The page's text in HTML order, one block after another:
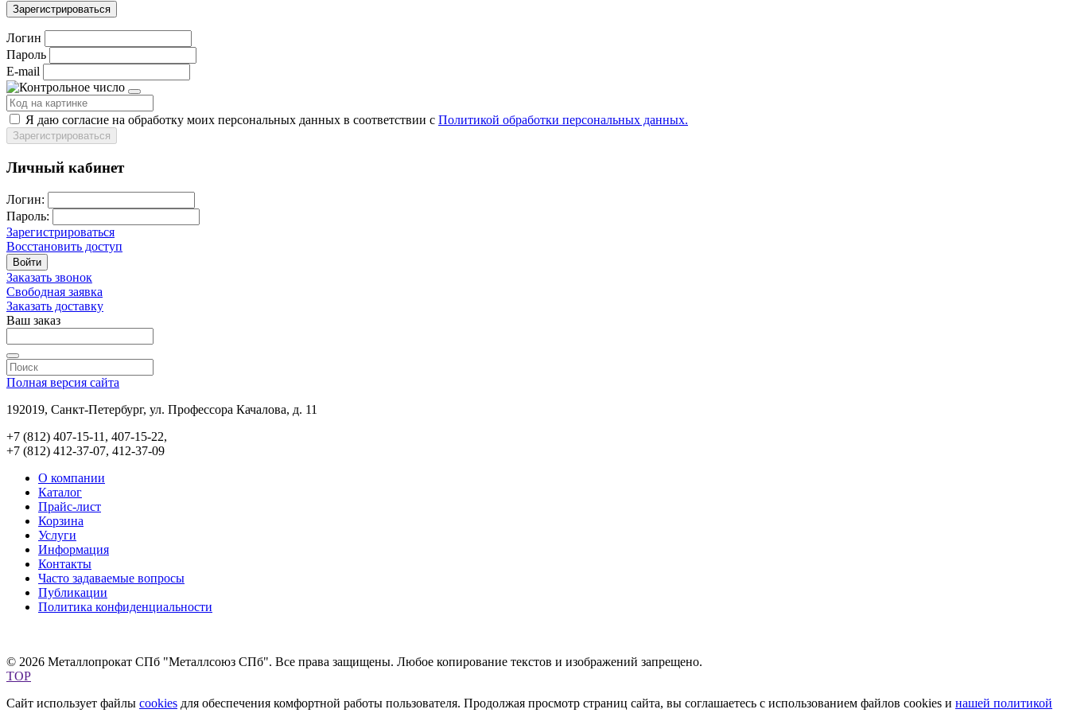
Зарегистрироваться
Логин
Пароль
E-mail
Я даю согласие на обработку моих персональных данных в соответствии с Политикой обработки персональных данных.
Зарегистрироваться
Личный кабинет
Логин:
Пароль:
Зарегистрироваться
Восстановить доступ
Войти
Заказать звонок
Свободная заявка
Заказать доставку
Ваш заказ
Полная версия сайта
192019, Санкт-Петербург, ул. Профессора Качалова, д. 11
+7 (812) 407-15-11, 407-15-22,
+7 (812) 412-37-07, 412-37-09
О компании
Каталог
Прайс-лист
Корзина
Услуги
Информация
Контакты
Часто задаваемые вопросы
Публикации
Политика конфиденциальности
© 2026 Металлопрокат СПб "Металлсоюз СПб". Все права защищены. Любое копирование текстов и изображений запрещено.
TOP
Сайт использует файлы cookies для обеспечения комфортной работы пользователя. Продолжая просмотр страниц сайта, вы соглашаетесь с использованием файлов cookies и нашей политикой